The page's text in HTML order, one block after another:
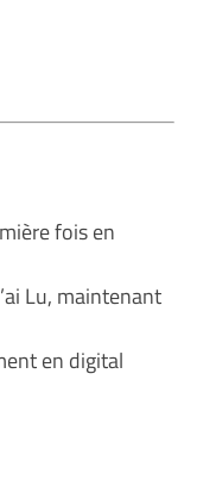
fois en
Lu, maintenant
en digital